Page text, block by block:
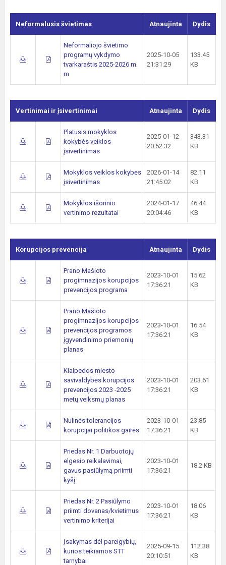
Neformalusis švietimas Atnaujinta Dydis
Neformaliojo švietimo
programų vykdymo
tvarkaraštis 2025-2026 m.
m
2025-10-05
21:31:29
133.45
KB
Vertinimai ir įsivertinimai Atnaujinta Dydis
Platusis mokyklos
kokybės veiklos
įsivertinimas
2025-01-12
20:52:32
343.31
KB
Mokyklos veiklos kokybės
įsivertinimas
2026-01-14
21:45:02
82.11
KB
Mokyklos išorinio
vertinimo rezultatai
2024-01-17
20:04:46
46.44
KB
Korupcijos prevencija Atnaujinta Dydis
Prano Mašioto
progimnazijos korupcijos
prevencijos programa
2023-10-01
17:36:21
15.62
KB
Prano Mašioto
progimnazijos korupcijos
prevencijos programos
įgyvendinimo priemonių
planas
2023-10-01
17:36:21
16.54
KB
Klaipedos miesto
savivaldybės korupcijos
prevencijos 2023 -2025
metų veiksmų planas
2023-10-01
17:36:21
203.61
KB
Nulinės tolerancijos
korupcijai politikos gairės
2023-10-01
17:36:21
23.85
KB
Priedas Nr. 1 Darbuotojų
elgesio reikalavimai,
gavus pasiūlymą priimti
kyšį
2023-10-01
17:36:21
18.2 KB
Priedas Nr. 2 Pasiūlymo
priimti dovanas/kvietimus
vertinimo kriterijai
2023-10-01
17:36:21
18.06
KB
Įsakymas dėl pareigybių,
kurios teikiamos STT
tarnybai
2025-09-15
20:10:51
112.38
KB